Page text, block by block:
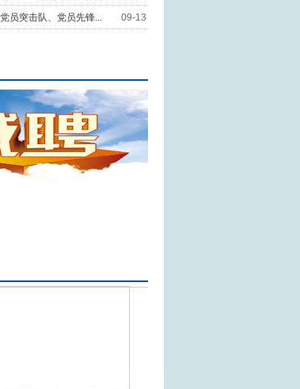
员突击队、党员先锋... 09-13